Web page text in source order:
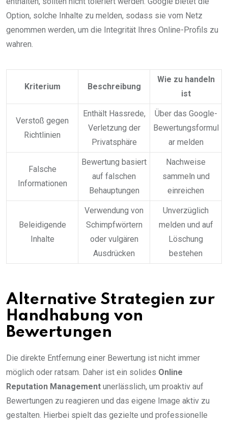
Option, solche Inhalte zu melden, sodass sie vom Netz
genommen werden, um die Integrität Ihres Online-Profils zu
wahren.
Kriterium Beschreibung
Wie zu handeln
ist
Verstoß gegen
Richtlinien
Enthält Hassrede,
Verletzung der
Privatsphäre
Über das Google-
Bewertungsformul
ar melden
Falsche
Informationen
Bewertung basiert
auf falschen
Behauptungen
Nachweise
sammeln und
einreichen
Beleidigende
Inhalte
Verwendung von
Schimpfwörtern
oder vulgären
Ausdrücken
Unverzüglich
melden und auf
Löschung
bestehen
Alternative Strategien zur
Handhabung von
Bewertungen
Die direkte Entfernung einer Bewertung ist nicht immer
möglich oder ratsam. Daher ist ein solides Online
Reputation Management unerlässlich, um proaktiv auf
Bewertungen zu reagieren und das eigene Image aktiv zu
gestalten. Hierbei spielt das gezielte und professionelle